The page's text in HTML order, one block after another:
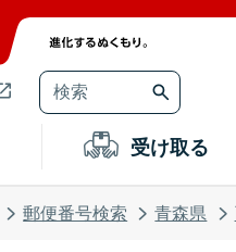
受け取る
郵便番号検索 青森県